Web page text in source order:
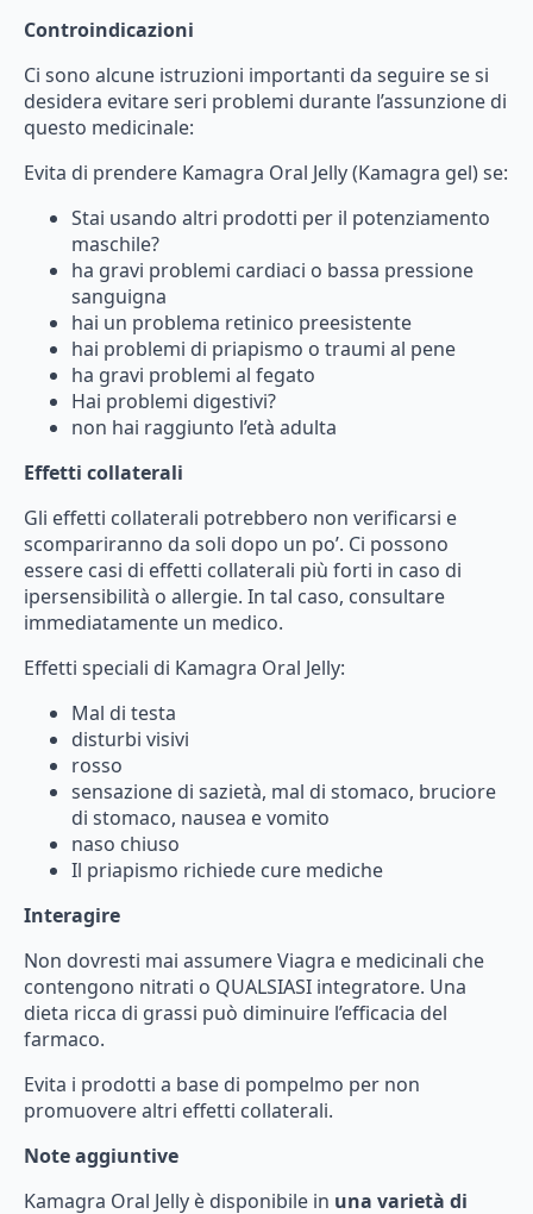
Controindicazioni
Ci sono alcune istruzioni importanti da seguiresesi
desidera evitareseri problemi durante l’assunzione di
questo medicinale:
Evita di prendere Kamagra Oral Jelly(Kamagra gel)se:
Stai usando altri prodotti per il potenziamento
maschile?
ha gravi problemi cardiaci o bassa pressione
sanguigna
hai un problema retinico preesistente
hai problemi di priapismo o traumi al pene
ha gravi problemi al fegato
Hai problemi digestivi?
non hai raggiunto l’età adulta
Effetti collaterali
Gli effetti collaterali potrebbero non verificarsi e
scompariranno da soli dopo un po’. Ci possono
essere casi di effetti collaterali più forti in caso di
ipersensibilità o allergie. In tal caso, consultare
immediatamente un medico.
Effetti speciali di Kamagra Oral Jelly:
Mal di testa
disturbi visivi
rosso
sensazione di sazietà, mal di stomaco, bruciore
di stomaco, nausea evomito
naso chiuso
Il priapismo richiede cure mediche
Interagire
Non dovresti mai assumereViagra e medicinali che
contengono nitrati o QUALSIASI integratore. Una
dieta ricca di grassi può diminuire l’efficacia del
farmaco.
Evita i prodotti a base di pompelmo per non
promuoverealtri effetti collaterali.
Note aggiuntive
Kamagra Oral Jelly è disponibile in una varietà di